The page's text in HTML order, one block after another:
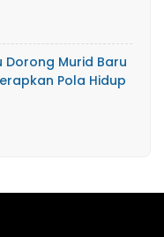
Dorong Murid Baru
Pola Hidup